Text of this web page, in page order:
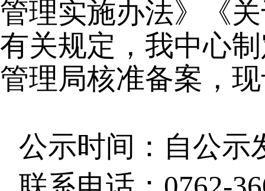
管理实施办法》《
有关规定，我中心
管理局核准备案，
公示时间：自公示